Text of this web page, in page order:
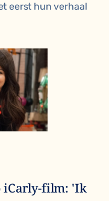
eerst hun verhaal
iCarly-film: 'Ik